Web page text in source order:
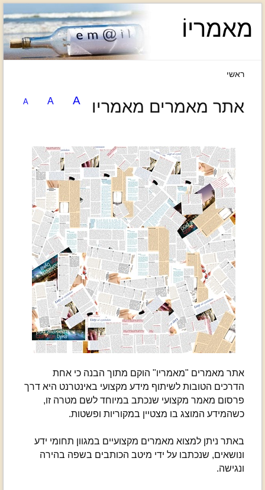
מאמריוֹ
ראשי
A A A אתר מאמרים מאמריו
אתר מאמרים "מאמריו" הוקם מתוך הבנה כי אחת
הדרכים הטובות לשיתוף מידע מקצועי באינטרנט היא דרך
פרסום מאמר מקצועי שנכתב במיוחד לשם מטרה זו,
כשהמידע המוצג בו מצטיין במקוריות ופשטות.
באתר ניתן למצוא מאמרים מקצועיים במגוון תחומי ידע
ונושאים, שנכתבו על ידי מיטב הכותבים בשפה בהירה
ונגישה.